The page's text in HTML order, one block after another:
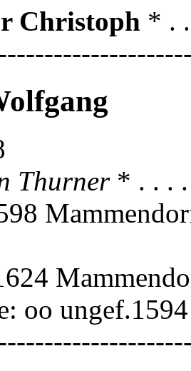
Christoph * .
Thurner * . . .
oo